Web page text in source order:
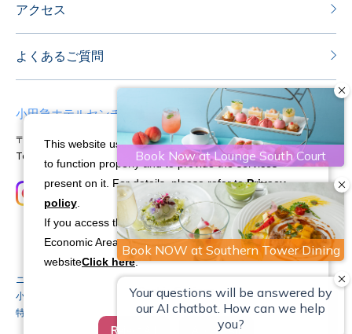
アクセス
よくあるご質問
小田急ホテルセンチュリーサザンタワー
〒151-8583 東京都渋谷区代々木2-2-1
Tel：03-5354-0111
Fax：03-5354-0100
ニュースリリース ストーリー 会社概要
採用情報
小田急ポイントカードのご案内
お取引先へのご案内
特定商取引法に基づく表記
利用規約
This website uses cookies and similar technologies
to function properly and to provide the services
present on it. For details, please refer toPrivacy
policy
If you access this website from the European
Economic Area (EEA), please visit our bilingual
websiteClick here.
Cookie Settings
Reject All Accept All